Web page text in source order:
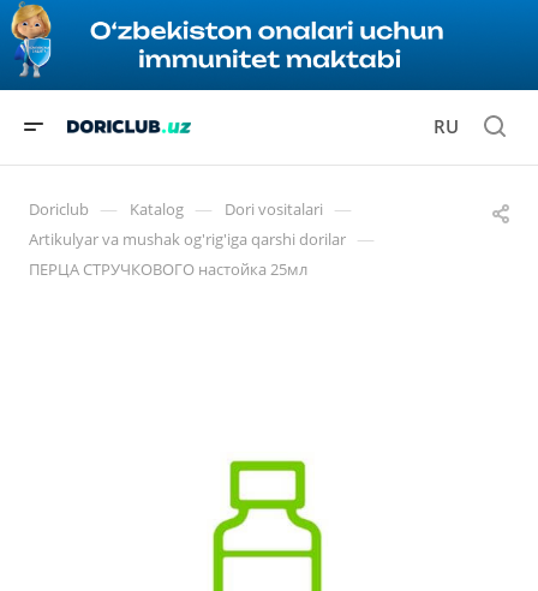
RU
Doriclub — Katalog — Dori vositalari —
Artikulyar va mushak og'rig'iga qarshi dorilar —
ПЕРЦА СТРУЧКОВОГО настойка 25мл